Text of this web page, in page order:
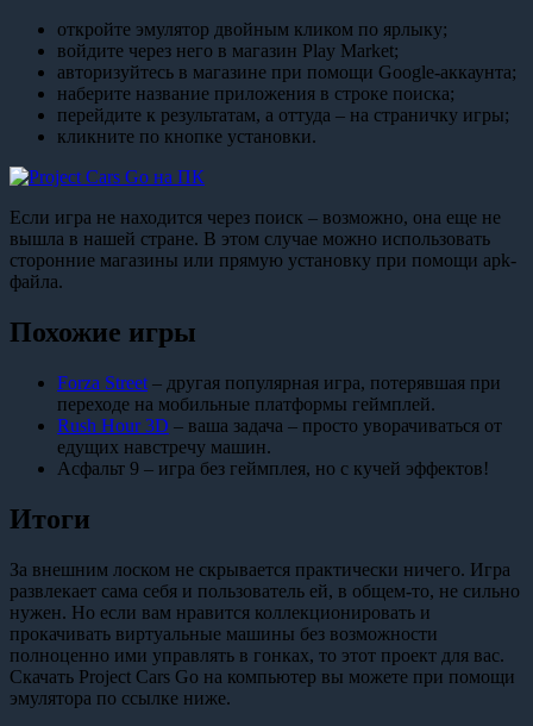
откройте эмулятор двойным кликом по ярлыку;
войдите через него в магазин Play Market;
авторизуйтесь в магазине при помощи Google-аккаунта;
наберите название приложения в строке поиска;
перейдите к результатам, а оттуда – на страничку игры;
кликните по кнопке установки.
Если игра не находится через поиск – возможно, она еще не
вышла в нашей стране. В этом случае можно использовать
сторонние магазины или прямую установку при помощи apk-
файла.
Похожие игры
Forza Street – другая популярная игра, потерявшая при
переходе на мобильные платформы геймплей.
Rush Hour 3D – ваша задача – просто уворачиваться от
едущих навстречу машин.
Асфальт 9 – игра без геймплея, но с кучей эффектов!
Итоги
За внешним лоском не скрывается практически ничего. Игра
развлекает сама себя и пользователь ей, в общем-то, не сильно
нужен. Но если вам нравится коллекционировать и
прокачивать виртуальные машины без возможности
полноценно ими управлять в гонках, то этот проект для вас.
Скачать Project Cars Go на компьютер вы можете при помощи
эмулятора по ссылке ниже.